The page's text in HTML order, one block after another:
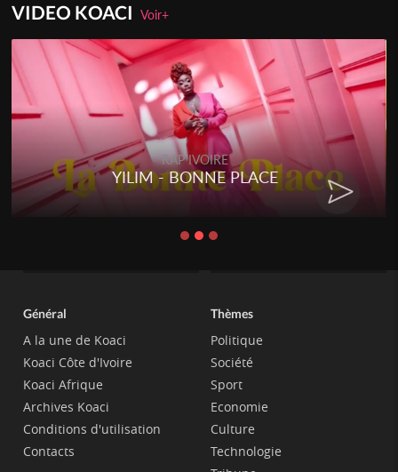
VIDEO KOACIVoir+
RAP IVOIRE
YILIM - BONNE PLACE
Général
A la une de Koaci
Koaci Côte d'Ivoire
Koaci Afrique
Archives Koaci
Conditions d'utilisation
Contacts
Thèmes
Politique
Société
Sport
Economie
Culture
Technologie